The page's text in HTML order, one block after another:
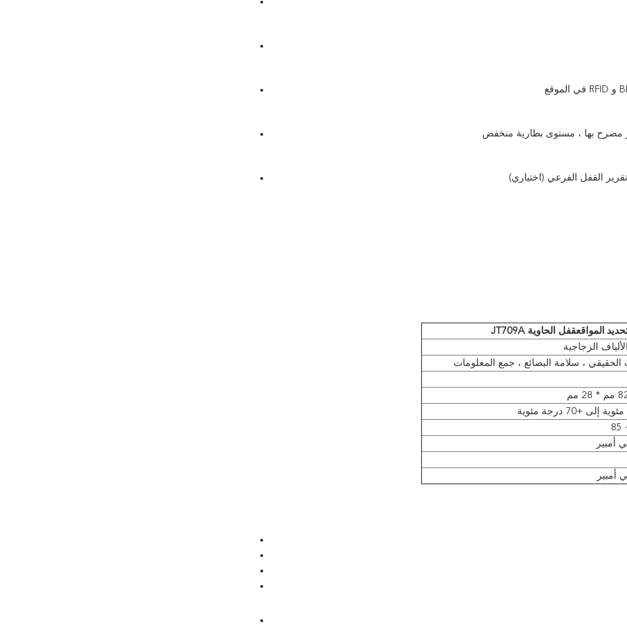
القفل الفرعي (اختياري)
المواقعقفل الحاوية JT709A
الزجاجية
الحقيقي ، سلامة البضائع ، جمع المعلومات